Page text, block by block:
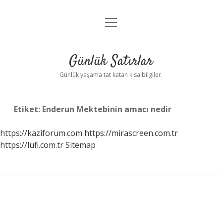
Anasayfa
Yasal Uyarı
menüyü
Günlük Satırlar
Günlük yaşama tat katan kısa bilgiler.
Etiket: Enderun Mektebinin amacı nedir
https://kaziforum.com https://mirascreen.com.tr
https://lufi.com.trSitemap